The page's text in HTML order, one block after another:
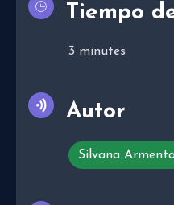
Tiempo
3 minutes
Autor
Silvana